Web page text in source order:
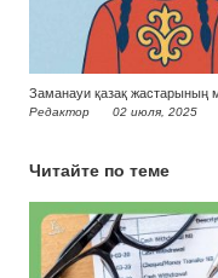
Заманауи қазақ жастарының
Редактор 02 июля, 2025
Читайте по теме